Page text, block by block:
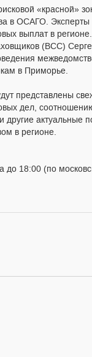
«красной»
в ОСАГО. Эксперты
выплат в
(ВСС)
в Приморье.
представлены
дел,
другие актуальные
в регионе.
до 18:00 (по